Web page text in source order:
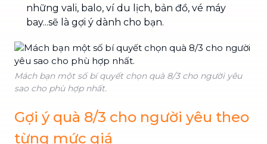
những vali, balo, ví du lịch, bản đồ, vé máy
bay...sẽ là gợi ý dành cho bạn.
Mách bạn một số bí quyết chọn quà 8/3 cho người yêu
sao cho phù hợp nhất.
Gợi ý quà 8/3 cho người yêu theo
từng mức giá